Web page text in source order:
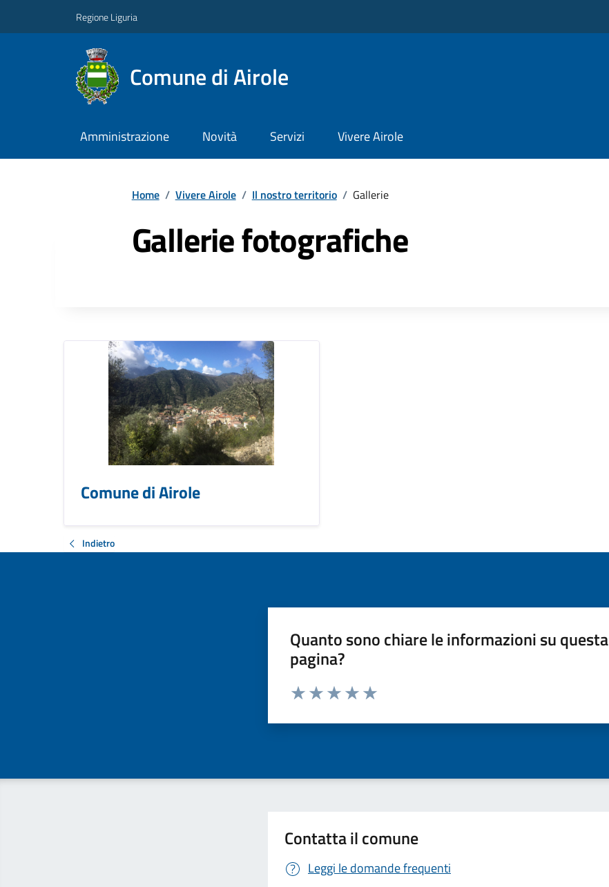
Regione Liguria
Comune di Airole
Amministrazione Novità Servizi Vivere Airole
Home / Vivere Airole / Il nostro territorio / Gallerie
Gallerie fotografiche
Comune di Airole
Indietro
Quanto sono chiare le informazioni su questa
pagina?
Valuta da 1 a 5 stelle la pagina
Contatta il comune
Leggi le domande frequenti